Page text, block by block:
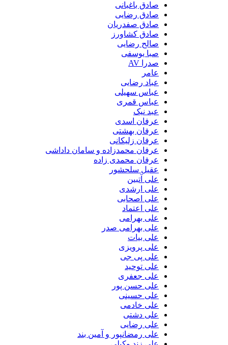
صادق باغبانی
صادق رضایی
صادق صفدریان
صادق کشاورز
صالح رضایی
صبا یوسفی
عباد رضایی
عباس سهیلی
عباس قمری
عبد نیک
عرفان اسدی
عرفان بهشتی
عرفان زلیکانی
عرفان محمدزاده و سامان داداشی
عرفان محمدی زاده
عقیل سلحشور
علی آتبین
علی ارشدی
علی اصحابی
علی اعتماد
علی بهرامی
علی بهرامی صدر
علی بیات
علی پرویزی
علی پی جی
علی توحید
علی جعفری
علی حسن پور
علی حسینی
علی خادمی
علی دشتی
علی رضایی
علی رمضانپور و آمین بند